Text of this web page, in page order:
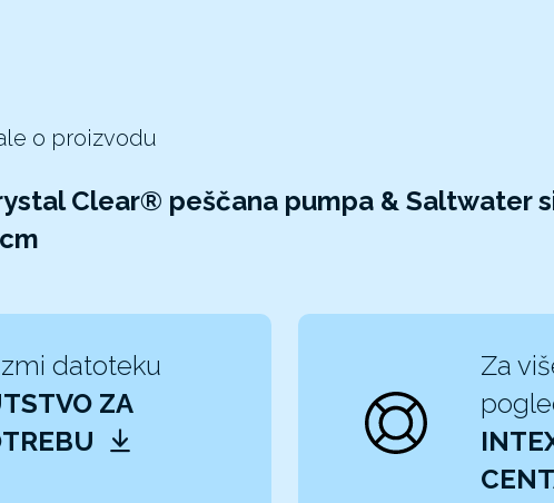
o proizvodu
Clear® peščana pumpa & Saltwater
datoteku
ZA
Za